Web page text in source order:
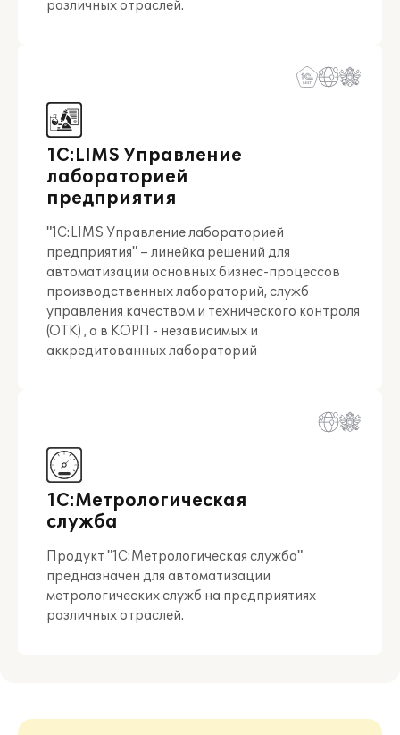
различных отраслей.
1С:LIMS Управление
лабораторией
предприятия
"1С:LIMS Управление лабораторией
предприятия" – линейка решений для
автоматизации основных бизнес-процессов
производственных лабораторий, служб
управления качеством и технического контроля
(ОТК) , а в КОРП - независимых и
аккредитованных лабораторий
1С:Метрологическая
служба
Продукт "1С:Метрологическая служба"
предназначен для автоматизации
метрологических служб на предприятиях
различных отраслей.